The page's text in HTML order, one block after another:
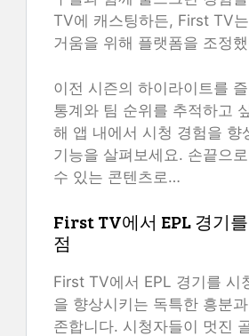
TV에 캐스팅하든, First TV
거움을 위해 플랫폼을 조정
이전 시즌의 하이라이트를
통계와 팀 순위를 추적하고
해 앱 내에서 시청 경험을 향
기능을 살펴보세요. 손끝으
수 있는 콘텐츠로…
First TV에서 EPL 경기
점
First TV에서 EPL 경기를 시
을 향상시키는 독특한 흥분
존합니다. 시청자들이 멋진